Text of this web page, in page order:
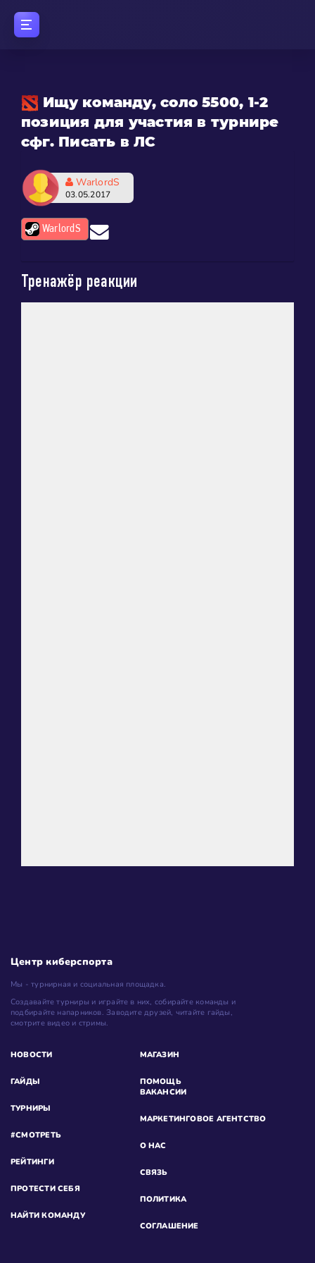
Ищу команду, соло 5500, 1-2
позиция для участия в турнире
сфг. Писать в ЛС
WarlordS
03.05.2017
WarlordS
Тренажёр реакции
Центр киберспорта
Мы - турнирная и социальная площадка.
Создавайте турниры и играйте в них, собирайте команды и
подбирайте напарников. Заводите друзей, читайте гайды,
смотрите видео и стримы.
НОВОСТИ
ГАЙДЫ
ТУРНИРЫ
#СМОТРЕТЬ
РЕЙТИНГИ
ПРОТЕСТИ СЕБЯ
НАЙТИ КОМАНДУ
МАГАЗИН
ПОМОЩЬ
ВАКАНСИИ
МАРКЕТИНГОВОЕ АГЕНТСТВО
О НАС
СВЯЗЬ
ПОЛИТИКА
СОГЛАШЕНИЕ